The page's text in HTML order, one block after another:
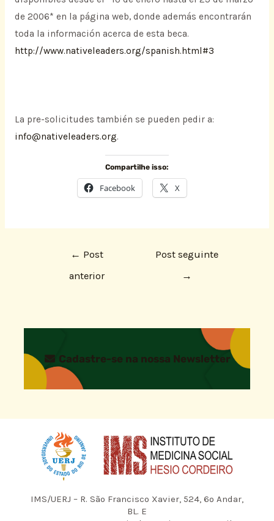
de 2006* en la página web, donde además encontrarán
toda la información acerca de esta beca.
http://www.nativeleaders.org/spanish.html#3
La pre-solicitudes también se pueden pedir a:
info@nativeleaders.org.
Compartilhe isso:
Facebook X
← Post
anterior
Post seguinte
→
Cadastre-se na nossa Newsletter
IMS/UERJ – R. São Francisco Xavier, 524, 6º Andar,
BL. E